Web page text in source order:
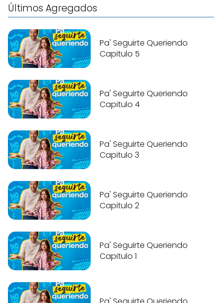
Últimos Agregados
Pa' Seguirte Queriendo
Capitulo 5
Pa' Seguirte Queriendo
Capitulo 4
Pa' Seguirte Queriendo
Capitulo 3
Pa' Seguirte Queriendo
Capitulo 2
Pa' Seguirte Queriendo
Capitulo 1